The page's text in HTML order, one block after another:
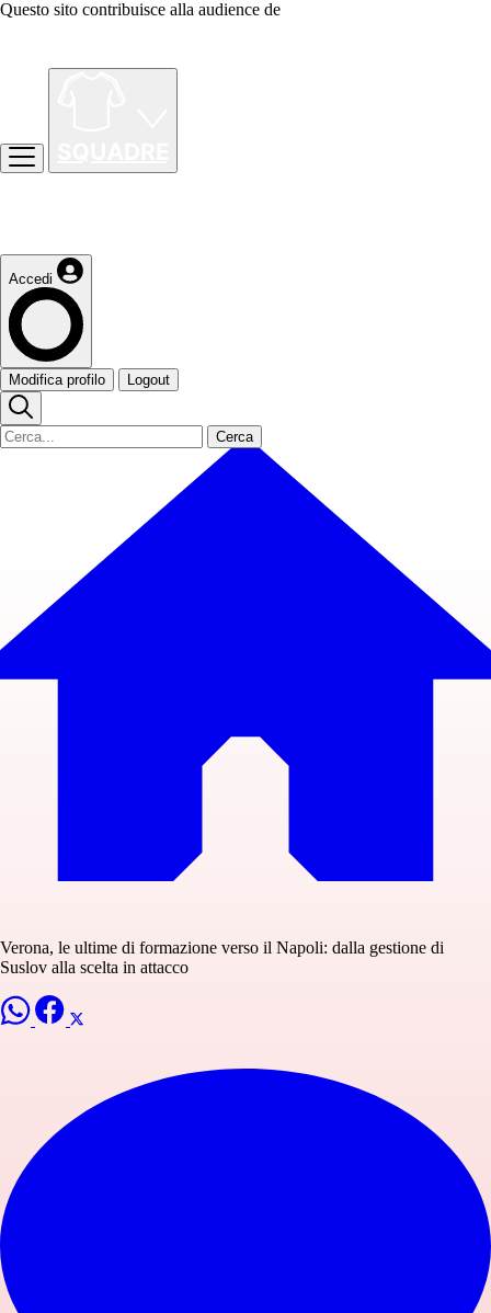
Questo sito contribuisce alla audience de
Accedi
Modifica profilo Logout
Cerca
Verona, le ultime di formazione verso il Napoli: dalla gestione di
Suslov alla scelta in attacco